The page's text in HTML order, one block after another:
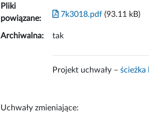
Pliki
powiązane:
7k3018.pdf (93.11 kB)
Archiwalna: tak
Projekt uchwały – ścieżka
Uchwały zmieniające: